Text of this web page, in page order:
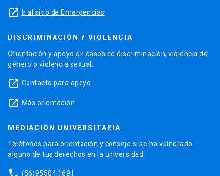
launch Ir al sitio de Emergencias
DISCRIMINACIÓN Y VIOLENCIA
Orientación y apoyo en casos de discriminación, violencia de
género o violencia sexual.
launch Contacto para apoyo
launch Más orientación
MEDIACIÓN UNIVERSITARIA
Teléfonos para orientación y consejo si se ha vulnerado
alguno de tus derechos en la universidad.
(56)95504 1691